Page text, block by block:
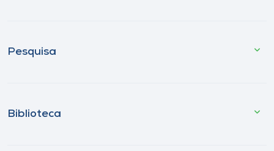
Pesquisa
Biblioteca